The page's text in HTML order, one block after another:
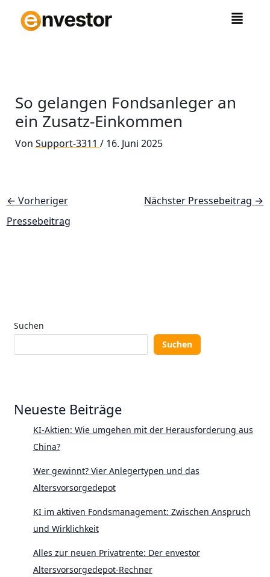
Inhalt
springen
So gelangen Fondsanleger an
ein Zusatz-Einkommen
Von Support-3311 / 16. Juni 2025
← Vorheriger
Pressebeitrag
Nächster Pressebeitrag →
Suchen
Suchen
Neueste Beiträge
KI-Aktien: Wie umgehen mit der Herausforderung aus
China?
Wer gewinnt? Vier Anlegertypen und das
Altersvorsorgedepot
KI im aktiven Fondsmanagement: Zwischen Anspruch
und Wirklichkeit
Alles zur neuen Privatrente: Der envestor
Altersvorsorgedepot-Rechner